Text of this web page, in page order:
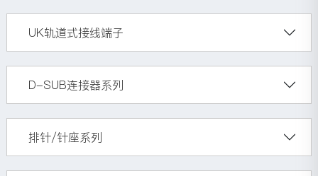
UK轨道式接线端子
D-SUB连接器系列
排针/针座系列